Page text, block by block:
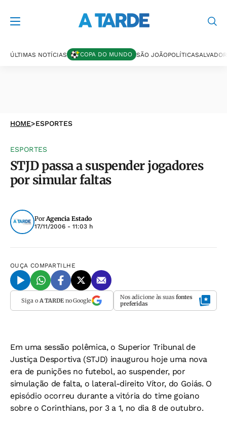
ÚLTIMAS NOTÍCIAS COPA DO MUNDO SÃO JOÃOPOLÍTICASALVADOR
HOME>ESPORTES
ESPORTES
STJD passa a suspender jogadores
por simular faltas
PorAgencia Estado
17/11/2006 - 11:03 h
OUÇA COMPARTILHE
Siga o A TARDEno Google Nos adicione às suas fontes
preferidas
Em uma sessão polêmica, o Superior Tribunal de
Justiça Desportiva (STJD) inaugurou hoje uma nova
era de punições no futebol, ao suspender, por
simulação de falta, o lateral-direito Vítor, do Goiás. O
episódio ocorreu durante a vitória do time goiano
sobre o Corinthians, por 3 a 1, no dia 8 de outubro.